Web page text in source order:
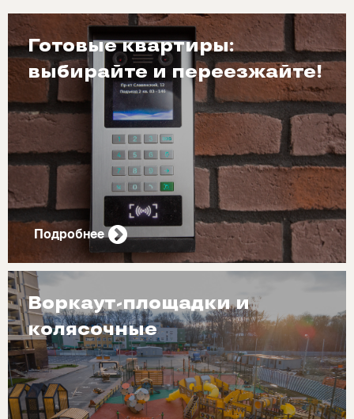
Готовые квартиры:
выбирайте и переезжайте!
Подробнее
Воркаут-площадки и
колясочные